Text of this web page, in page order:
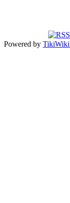
Powered by TikiWiki